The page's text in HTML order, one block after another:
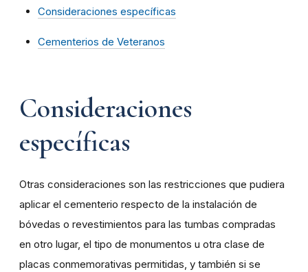
Consideraciones específicas
Cementerios de Veteranos
Consideraciones
específicas
Otras consideraciones son las restricciones que pudiera
aplicar el cementerio respecto de la instalación de
bóvedas o revestimientos para las tumbas compradas
en otro lugar, el tipo de monumentos u otra clase de
placas conmemorativas permitidas, y también si se